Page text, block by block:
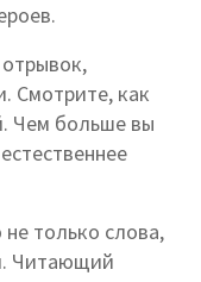
Смотрите, как
Чем больше вы
только слова,
Читающий